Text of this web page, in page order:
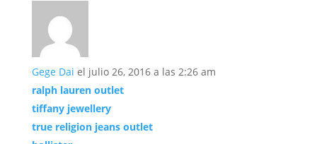
Gege Dai el julio 26, 2016 a las 2:26 am
ralph lauren outlet
tiffany jewellery
true religion jeans outlet